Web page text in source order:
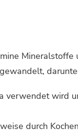
wird
durch